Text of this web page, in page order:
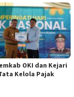
OKI dan Kejari
Kelola Pajak